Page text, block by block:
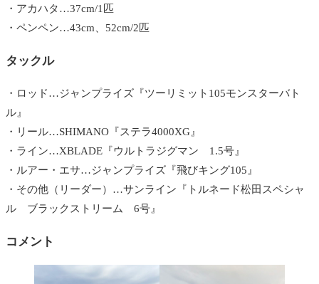
・アカハタ…37cm/1匹
・ペンペン…43cm、52cm/2匹
タックル
・ロッド…ジャンプライズ『ツーリミット105モンスターバト
ル』
・リール…SHIMANO『ステラ4000XG』
・ライン…XBLADE『ウルトラジグマン 1.5号』
・ルアー・エサ…ジャンプライズ『飛びキング105』
・その他（リーダー）…サンライン『トルネード松田スペシャ
ル ブラックストリーム 6号』
コメント